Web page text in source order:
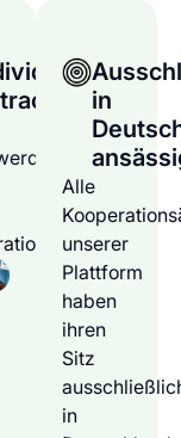
in
Alle
unserer
Plattform
haben
ihren
Sitz
in